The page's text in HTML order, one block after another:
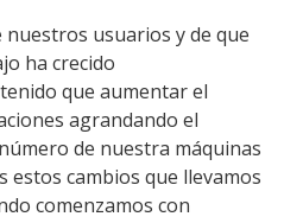
nuestros usuarios y de que
ha crecido
que aumentar el
agrandando el
de nuestra máquinas
estos cambios que llevamos
comenzamos con